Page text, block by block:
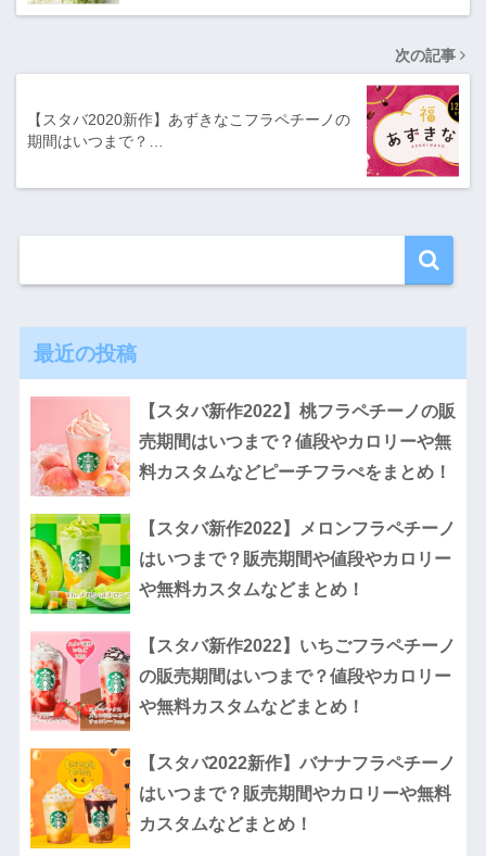
次の記事
【スタバ2020新作】あずきなこフラペチーノの
期間はいつまで？…
最近の投稿
【スタバ新作2022】桃フラペチーノの販
売期間はいつまで？値段やカロリーや無
料カスタムなどピーチフラぺをまとめ！
【スタバ新作2022】メロンフラペチーノ
はいつまで？販売期間や値段やカロリー
や無料カスタムなどまとめ！
【スタバ新作2022】いちごフラペチーノ
の販売期間はいつまで？値段やカロリー
や無料カスタムなどまとめ！
【スタバ2022新作】バナナフラペチーノ
はいつまで？販売期間やカロリーや無料
カスタムなどまとめ！